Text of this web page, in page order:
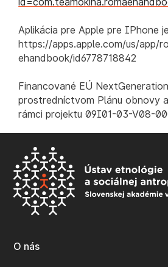
Aplikácia pre Apple pre IPhone
https://apps.apple.com/us/app/
ehandbook/id6778718842
Financované EÚ
prostredníctvom Plánu obnovy
rámci projektu 09I01-03-V08-
O nás